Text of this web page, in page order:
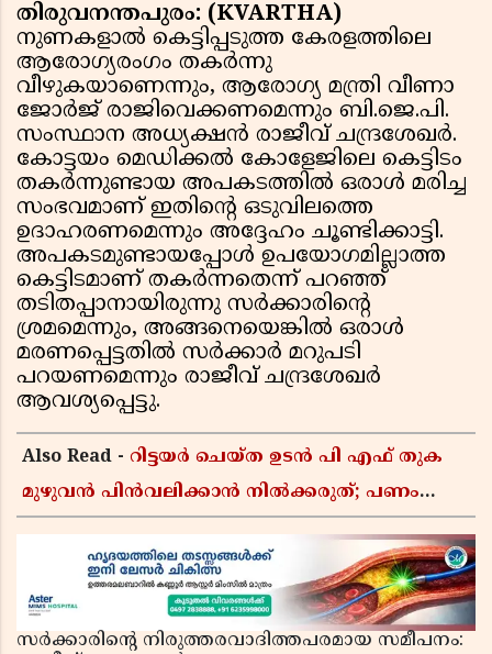
തിരുവനന്തപുരം: (KVARTHA)
നുണകളാൽ കെട്ടിപ്പടുത്ത കേരളത്തിലെ
ആരോഗ്യരംഗം തകർന്നു
വീഴുകയാണെന്നും, ആരോഗ്യ മന്ത്രി വീണാ
ജോർജ് രാജിവെക്കണമെന്നും ബി.ജെ.പി.
സംസ്ഥാന അധ്യക്ഷൻ രാജീവ് ചന്ദ്രശേഖർ.
കോട്ടയം മെഡിക്കൽ കോളേജിലെ കെട്ടിടം
തകർന്നുണ്ടായ അപകടത്തിൽ ഒരാൾ മരിച്ച
സംഭവമാണ് ഇതിന്റെ ഒടുവിലത്തെ
ഉദാഹരണമെന്നും അദ്ദേഹം ചൂണ്ടിക്കാട്ടി.
അപകടമുണ്ടായപ്പോൾ ഉപയോഗമില്ലാത്ത
കെട്ടിടമാണ് തകർന്നതെന്ന് പറഞ്ഞ്
തടിതപ്പാനായിരുന്നു സർക്കാരിന്റെ
ശ്രമമെന്നും, അങ്ങനെയെങ്കിൽ ഒരാൾ
മരണപ്പെട്ടതിൽ സർക്കാർ മറുപടി
പറയണമെന്നും രാജീവ് ചന്ദ്രശേഖർ
ആവശ്യപ്പെട്ടു.
Also Read - റിട്ടയർ ചെയ്ത ഉടൻ പി എഫ് തുക
മുഴുവൻ പിൻവലിക്കാൻ നിൽക്കരുത്; പണം
അറിയാം
സർക്കാരിന്റെ നിരുത്തരവാദിത്തപരമായ സമീപനം: